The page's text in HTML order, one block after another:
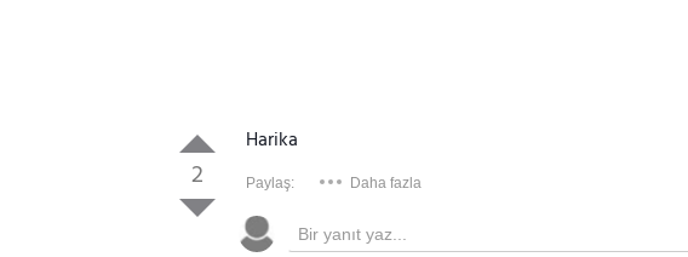
2
Harika
Paylaş: Daha fazla